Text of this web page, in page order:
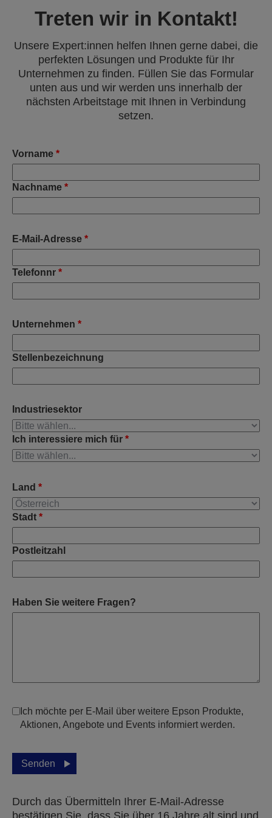
Treten wir in Kontakt!
Unsere Expert:innen helfen Ihnen gerne dabei, die
perfekten Lösungen und Produkte für Ihr
Unternehmen zu finden. Füllen Sie das Formular
unten aus und wir werden uns innerhalb der
nächsten Arbeitstage mit Ihnen in Verbindung
setzen.
Vorname *
Nachname *
E-Mail-Adresse *
Telefonnr *
Unternehmen *
Stellenbezeichnung
Industriesektor
Ich interessiere mich für *
Land *
Stadt *
Postleitzahl
Haben Sie weitere Fragen?
Ich möchte per E-Mail über weitere Epson Produkte,
Aktionen, Angebote und Events informiert werden.
Senden
Durch das Übermitteln Ihrer E-Mail-Adresse